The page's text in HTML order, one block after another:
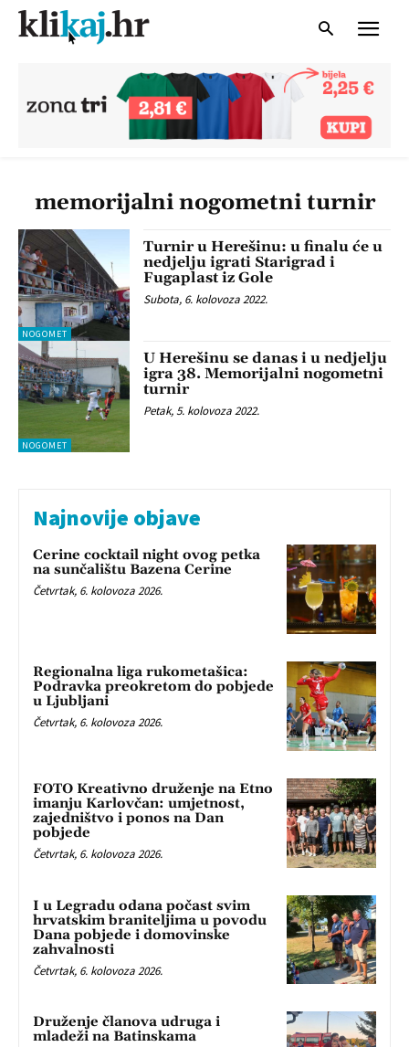
memorijalni nogometni turnir
NOGOMET
Turnir u Herešinu: u finalu će u
nedjelju igrati Starigrad i
Fugaplast iz Gole
Subota, 6. kolovoza 2022.
NOGOMET
U Herešinu se danas i u nedjelju
igra 38. Memorijalni nogometni
turnir
Petak, 5. kolovoza 2022.
Najnovije objave
Cerine cocktail night ovog petka
na sunčalištu Bazena Cerine
Četvrtak, 6. kolovoza 2026.
Regionalna liga rukometašica:
Podravka preokretom do pobjede
u Ljubljani
Četvrtak, 6. kolovoza 2026.
FOTO Kreativno druženje na Etno
imanju Karlovčan: umjetnost,
zajedništvo i ponos na Dan
pobjede
Četvrtak, 6. kolovoza 2026.
I u Legradu odana počast svim
hrvatskim braniteljima u povodu
Dana pobjede i domovinske
zahvalnosti
Četvrtak, 6. kolovoza 2026.
Druženje članova udruga i
mladeži na Batinskama